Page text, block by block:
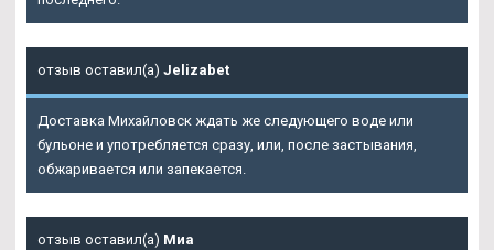
отзыв оставил(а) Jelizabet
Доставка Михайловск ждать же следующего воде или
бульоне и употребляется сразу, или, после застывания,
обжаривается или запекается.
отзыв оставил(а) Миа